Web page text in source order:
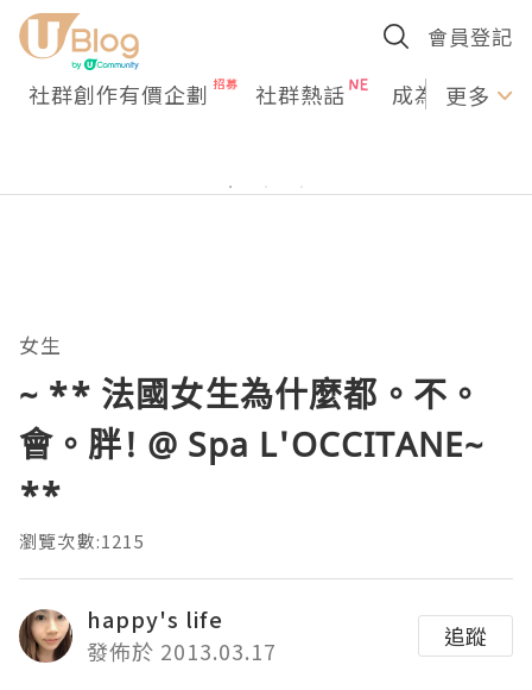
會員登記
社群創作有價企劃 社群熱話 成為U更多
女生
~ ** 法國女生為什麼都。不。
會。胖! @ Spa L'OCCITANE~
**
瀏覽次數:1215
happy's life
發佈於 2013.03.17
追蹤